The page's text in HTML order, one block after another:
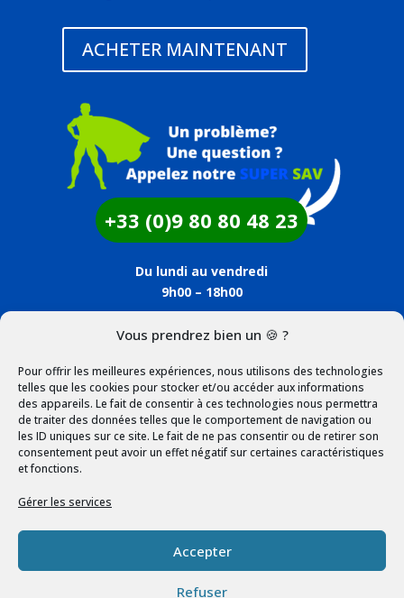
Vous prendrez bien un 🍪 ?
Pour offrir les meilleures expériences, nous utilisons des technologies
telles que les cookies pour stocker et/ou accéder aux informations
des appareils. Le fait de consentir à ces technologies nous permettra
de traiter des données telles que le comportement de navigation ou
les ID uniques sur ce site. Le fait de ne pas consentir ou de retirer son
consentement peut avoir un effet négatif sur certaines caractéristiques
et fonctions.
Gérer les services
Accepter
Refuser
ACHETER MAINTENANT
+33 (0)9 80 80 48 23
Du lundi au vendredi
9h00 – 18h00
SHOPPING
Mon compte
Panier
Livraison et retour